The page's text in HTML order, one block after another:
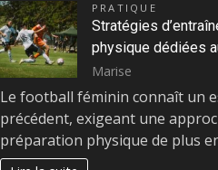
PRATIQUE
Stratégies
physique dédiées
Marise
Le football féminin connaît un
précédent, exigeant une
préparation physique de plus